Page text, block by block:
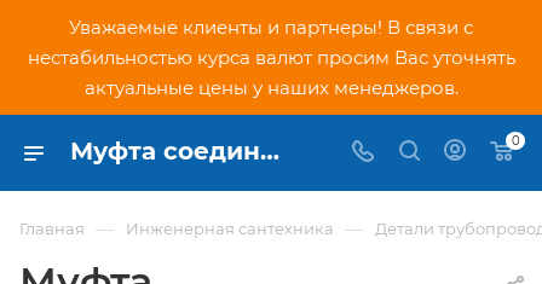
Уважаемые клиенты и партнеры! В связи с
нестабильностью курса валют просим Вас уточнять
актуальные цены у наших менеджеров.
Муфта соединительная ДРК Viking Johnson AquaFast ДУ 63 - купить по низкой цене в Москве, интернет-магазин PNDtech.ru 0
Главная — Инженерная сантехника — Детали